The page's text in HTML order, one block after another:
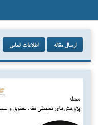
ارسال مقاله اطلاعات تماس